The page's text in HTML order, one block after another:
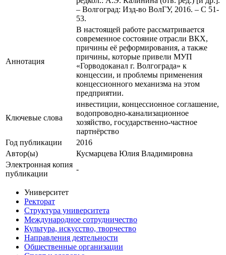
– Волгоград: Изд-во ВолГУ, 2016. – С 51-
53.
Аннотация
В настоящей работе рассматривается
современное состояние отрасли ВКХ,
причины её реформирования, а также
причины, которые привели МУП
«Горводоканал г. Волгограда» к
концессии, и проблемы применения
концессионного механизма на этом
предприятии.
Ключевые cлова
инвестиции, концессионное соглашение,
водопроводно-канализационное
хозяйство, государственно-частное
партнёрство
Год публикации
2016
Автор(ы)
Кусмарцева Юлия Владимировна
Электронная копия
публикации
-
Университет
Ректорат
Структура университета
Международное сотрудничество
Культура, искусство, творчество
Направления деятельности
Общественные организации